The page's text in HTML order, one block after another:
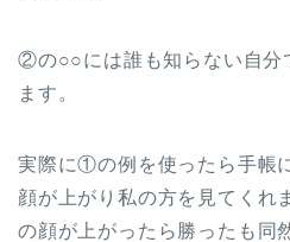
②の○○には誰も知らない自分
ます。
実際に①の例を使ったら手帳
顔が上がり私の方を見てくれ
の顔が上がったら勝ったも同